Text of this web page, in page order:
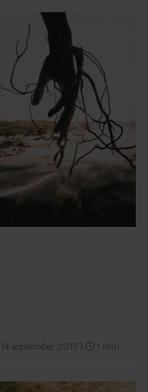
14 september 2015 1 min